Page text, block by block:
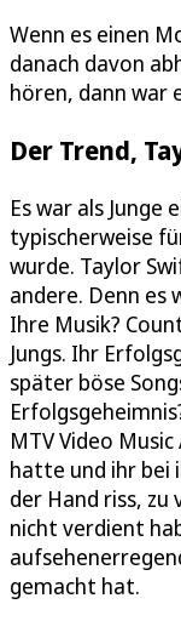
Wenn es einen
danach davon
hören, dann war
Der Trend,
Es war als Junge
typischerweise
wurde. Taylor
andere. Denn es
Ihre Musik?
Jungs. Ihr
später böse
MTV Video
hatte und ihr bei
der Hand riss, zu
nicht verdient
gemacht hat.